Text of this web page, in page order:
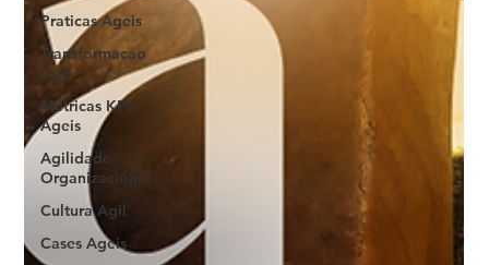
Praticas Ageis
Transformacao
Agil
Metricas KPIs
Ageis
Agilidade
Organizacional
Cultura Agil
Cases Ageis